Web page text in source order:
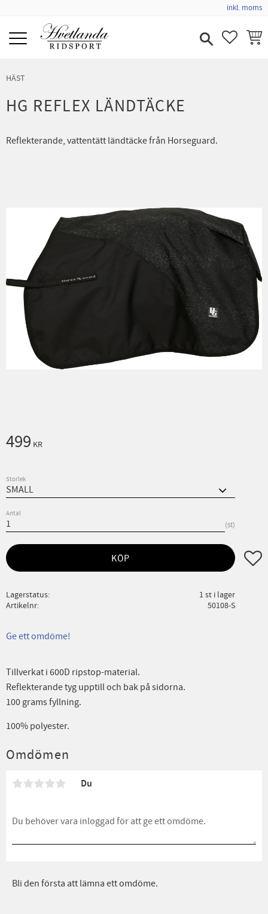
inkl. moms
HÄST
HG REFLEX LÄNDTÄCKE
Reflekterande, vattentätt ländtäcke från Horseguard.
499 KR
Storlek
Antal
st
KÖP Lägg
Lagerstatus
1 st i lager
Artikelnr
50108-S
Ge ett omdöme!
Tillverkat i 600D ripstop-material.
Reflekterande tyg upptill och bak på sidorna.
100 grams fyllning.
100% polyester.
Omdömen
Du
Bli den första att lämna ett omdöme.